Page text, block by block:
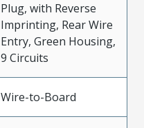
Plug, with Reverse
Imprinting, Rear Wire
Entry, Green Housing,
9 Circuits
Wire-to-Board